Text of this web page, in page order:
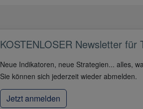
KOSTENLOSER Newsletter für
Neue Indikatoren, neue Strategien... alles,
Sie können sich jederzeit wieder abmelden.
Jetzt anmelden